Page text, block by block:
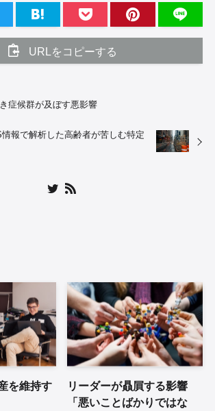
URLをコピーする
症候群が及ぼす悪影響
報で解析した高齢者が苦しむ特定
を維持す
リーダーが贔屓する影響
「悪いことばかりではな